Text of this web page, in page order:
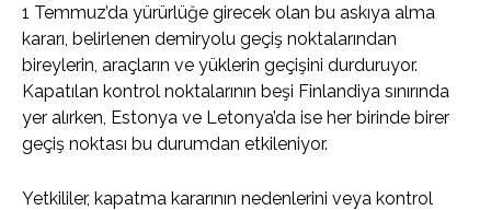
1 Temmuz’da yürürlüğe girecek olan bu askıya alma
kararı, belirlenen demiryolu geçiş noktalarından
bireylerin, araçların ve yüklerin geçişini durduruyor.
Kapatılan kontrol noktalarının beşi Finlandiya sınırında
yer alırken, Estonya ve Letonya’da ise her birinde birer
geçiş noktası bu durumdan etkileniyor.
Yetkililer, kapatma kararının nedenlerini veya kontrol